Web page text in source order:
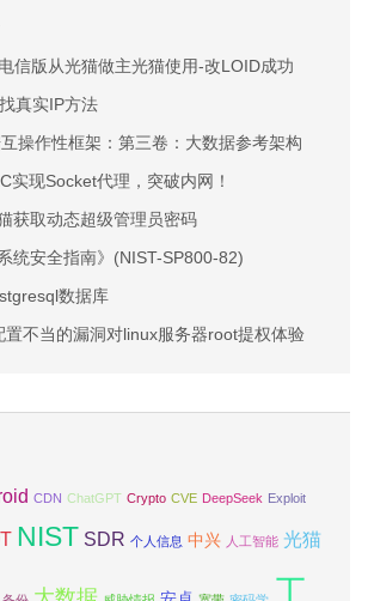
信版从光猫做主光猫使用-改LOID成功
真实IP方法
操作性框架：第三卷：大数据参考架构
实现Socket代理，突破内网！
获取动态超级管理员密码
统安全指南》(NIST-SP800-82)
数据库
置不当的漏洞对linux服务器root提权体验
CDN ChatGPT Crypto CVE DeepSeek Exploit
NIST SDR 个人信息 中兴 人工智能 光猫
工